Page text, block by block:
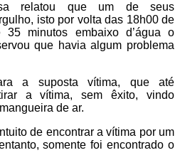
relatou que um de seus
isto por volta das 18h00 de
minutos embaixo d’água o
que havia algum problema
a suposta vítima, que até
a vítima, sem êxito, vindo
de ar.
de encontrar a vítima por um
somente foi encontrado o